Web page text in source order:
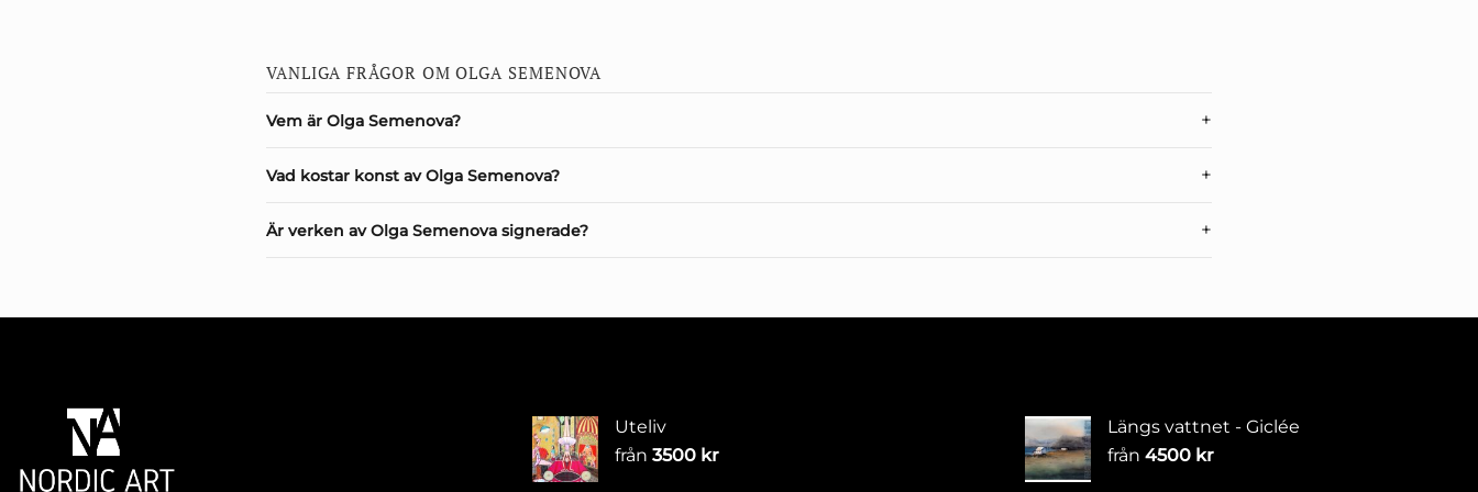
VANLIGA FRÅGOR OM OLGA SEMENOVA
Vem är Olga Semenova?
Vad kostar konst av Olga Semenova?
Är verken av Olga Semenova signerade?
Uteliv
från 3500 kr
Längs vattnet - Giclée
från 4500 kr